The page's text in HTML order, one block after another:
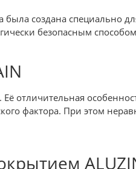
создана специально
безопасным
отличительная
фактора. При этом